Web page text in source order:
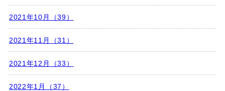
2021年10月（39）
2021年11月（31）
2021年12月（33）
2022年1月（37）